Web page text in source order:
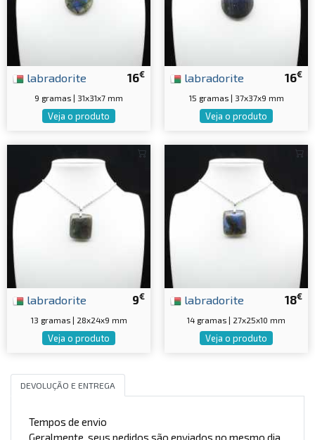
16€
labradorite
9 gramas | 31x31x7 mm
Veja o produto
16€
labradorite
15 gramas | 37x37x9 mm
Veja o produto
9€
labradorite
13 gramas | 28x24x9 mm
Veja o produto
18€
labradorite
14 gramas | 27x25x10 mm
Veja o produto
DEVOLUÇÃO E ENTREGA
Tempos de envio
Geralmente, seus pedidos são enviados no mesmo dia